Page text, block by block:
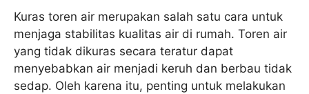
Kuras toren air merupakan salah satu cara untuk
menjaga stabilitas kualitas air di rumah. Toren air
yang tidak dikuras secara teratur dapat
menyebabkan air menjadi keruh dan berbau tidak
sedap. Oleh karena itu, penting untuk melakukan